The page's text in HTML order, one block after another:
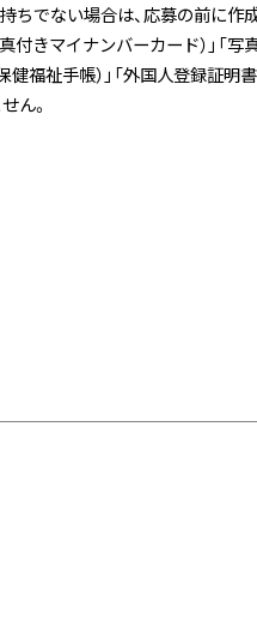
でない場合は、応募の前に作
きマイナンバーカード）」「写
福祉手帳）」「外国人登録証明
ん。